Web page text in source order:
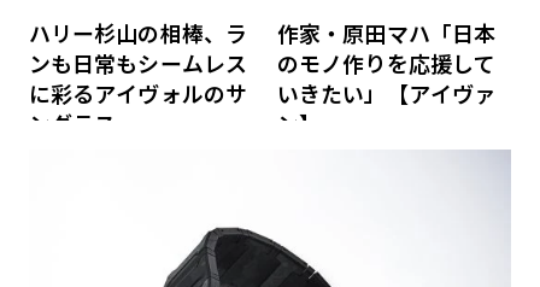
ハリー杉山の相棒、ラ
ンも日常もシームレス
に彩るアイヴォルのサ
ングラス
作家・原田マハ「日本
のモノ作りを応援して
いきたい」【アイヴァ
ン】